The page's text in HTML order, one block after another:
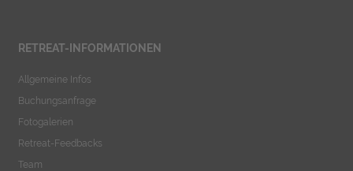
RETREAT-INFORMATIONEN
Allgemeine Infos
Buchungsanfrage
Fotogalerien
Retreat-Feedbacks
Team